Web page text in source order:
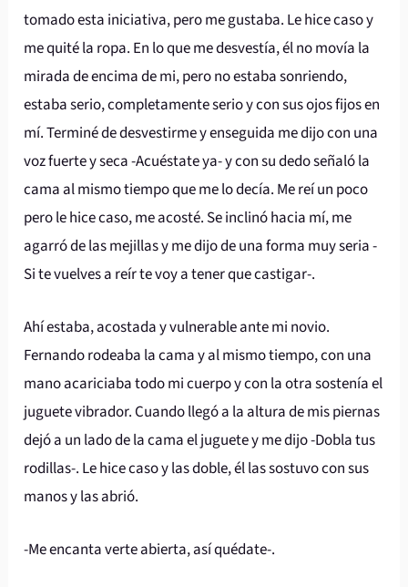
tomado esta iniciativa, pero me gustaba. Le hice caso y
me quité la ropa. En lo que me desvestía, él no movía la
mirada de encima de mi, pero no estaba sonriendo,
estaba serio, completamente serio y con sus ojos fijos en
mí. Terminé de desvestirme y enseguida me dijo con una
voz fuerte y seca -Acuéstate ya- y con su dedo señaló la
cama al mismo tiempo que me lo decía. Me reí un poco
pero le hice caso, me acosté. Se inclinó hacia mí, me
agarró de las mejillas y me dijo de una forma muy seria -
Si te vuelves a reír te voy a tener que castigar-.
Ahí estaba, acostada y vulnerable ante mi novio.
Fernando rodeaba la cama y al mismo tiempo, con una
mano acariciaba todo mi cuerpo y con la otra sostenía el
juguete vibrador. Cuando llegó a la altura de mis piernas
dejó a un lado de la cama el juguete y me dijo -Dobla tus
rodillas-. Le hice caso y las doble, él las sostuvo con sus
manos y las abrió.
-Me encanta verte abierta, así quédate-.